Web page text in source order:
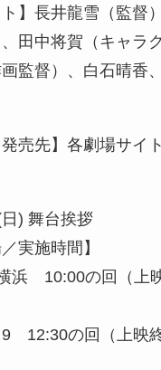
ト】長井龍雪（監督
田中将賀（キャラ
監督）、白石晴香
発売先】各劇場サイ
) 舞台挨拶
実施時間】
浜 10:00の回（上
9 12:30の回（上映